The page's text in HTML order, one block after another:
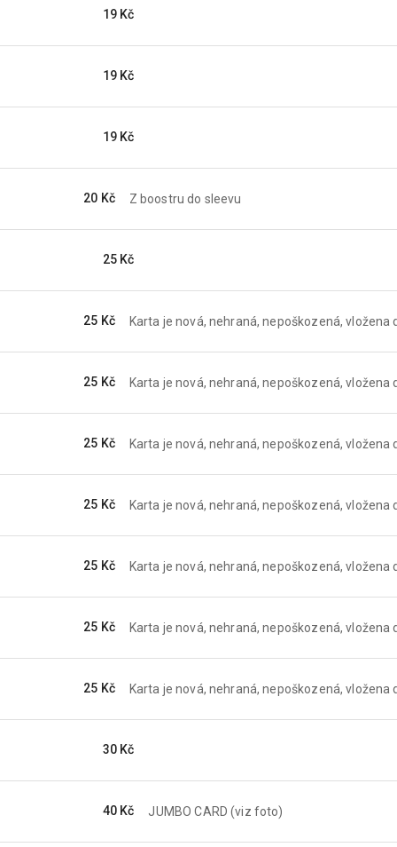
19 Kč
19 Kč
19 Kč
20 Kč Z boostru do sleevu
25 Kč
25 Kč Karta je nová, nehraná, nepoškozená, vložena
25 Kč Karta je nová, nehraná, nepoškozená, vložena
25 Kč Karta je nová, nehraná, nepoškozená, vložena
25 Kč Karta je nová, nehraná, nepoškozená, vložena
25 Kč Karta je nová, nehraná, nepoškozená, vložena
25 Kč Karta je nová, nehraná, nepoškozená, vložena
25 Kč Karta je nová, nehraná, nepoškozená, vložena
30 Kč
40 Kč JUMBO CARD (viz foto)